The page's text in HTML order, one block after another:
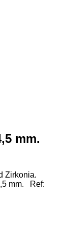
mm.
Zirkonia.
mm. Ref: